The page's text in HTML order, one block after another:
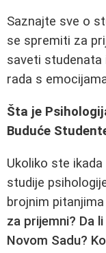
Saznajte sve o
se spremiti za
saveti studenata
rada s
Šta je
Buduće
Ukoliko ste
studije
brojnim
za prijemni? Da
Novom Sadu?